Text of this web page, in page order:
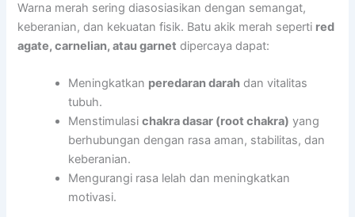
Warna merah sering diasosiasikan dengan semangat,
keberanian, dan kekuatan fisik. Batu akik merah seperti red
agate, carnelian, atau garnet dipercaya dapat:
Meningkatkan peredaran darah dan vitalitas
tubuh.
Menstimulasichakra dasar (root chakra) yang
berhubungan dengan rasa aman, stabilitas, dan
keberanian.
Mengurangi rasa lelah dan meningkatkan
motivasi.